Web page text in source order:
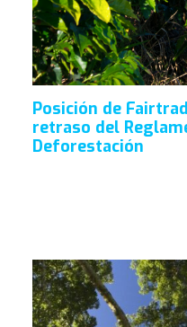
Posición de
retraso del
Deforestación